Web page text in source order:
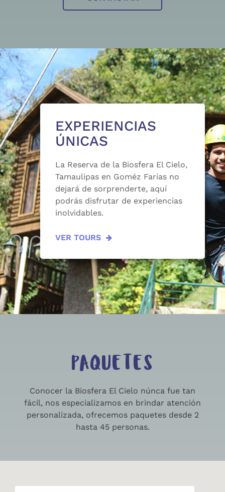
EXPERIENCIAS
ÚNICAS
La Reserva de la Biosfera El Cielo,
Tamaulipas en Goméz Farías no
dejará de sorprenderte, aquí
podrás disfrutar de experiencias
inolvidables.
VER TOURS
PAQUETES
Conocer la Biosfera El Cielo núnca fue tan
fácil, nos especializamos en brindar atención
personalizada, ofrecemos paquetes desde 2
hasta 45 personas.